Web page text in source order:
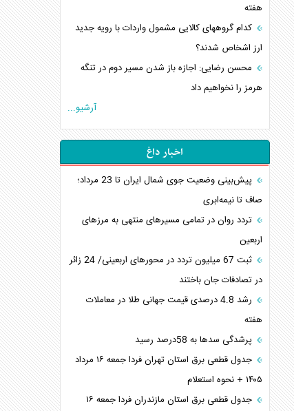
هفته
کدام گروههای کالایی مشمول واردات با رویه جدید
ارز اشخاص شدند؟
محسن رضایی: اجازه باز شدن مسیر دوم در تنگه
هرمز را نخواهیم داد
آرشیو...
اخبار داغ
پیش‌بینی وضعیت جوی شمال ایران تا 23 مرداد‌؛
صاف تا نیمه‌ابری
تردد روان در تمامی مسیرهای منتهی به مرزهای
اربعین
‌‌ثبت 67 میلیون تردد در محورهای اربعینی/ 24 زائر
در تصادفات جان باختند
رشد 4.8 درصدی قیمت جهانی طلا در معاملات
هفته
پرشدگی سدها به 58درصد رسید
جدول قطعی برق استان تهران فردا جمعه ۱۶ مرداد
۱۴۰۵ + نحوه استعلام
جدول قطعی برق استان مازندران فردا جمعه ۱۶